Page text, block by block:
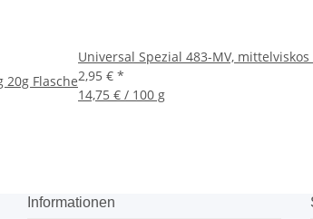
Flasche
Universal Spezial 483-MV,
2,95 € *
14,75 € / 100 g
Informationen